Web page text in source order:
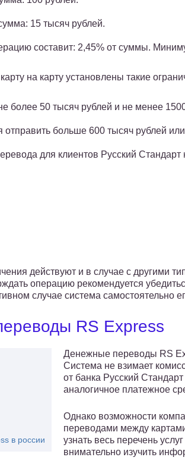
15 тысяч рублей.
составит: 2,45% от суммы.
на карту установлены такие
более 50 тысяч рублей и не менее
отправить больше 600 тысяч рублей
для клиентов Русский
действуют и в случае с другими
операцию рекомендуется
случае система самостоятельно
RS Express
в россии
Денежные переводы RS
Система не взимает
от банка Русский
аналогичное платежное
Однако возможности
переводами между
узнать весь перечень
внимательно изучить